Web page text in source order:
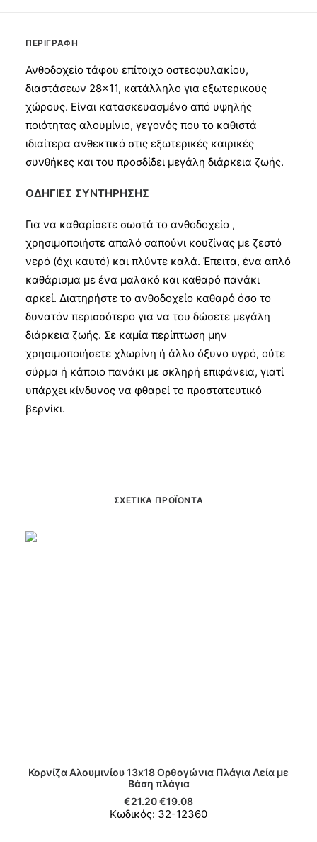
ΠΕΡΙΓΡΑΦΉ
Ανθοδοχείο τάφου επίτοιχο οστεοφυλακίου,
διαστάσεων 28×11, κατάλληλο για εξωτερικούς
χώρους. Είναι κατασκευασμένο από υψηλής
ποιότητας αλουμίνιο, γεγονός που το καθιστά
ιδιαίτερα ανθεκτικό στις εξωτερικές καιρικές
συνθήκες και του προσδίδει μεγάλη διάρκεια ζωής.
ΟΔΗΓΙΕΣ ΣΥΝΤΗΡΗΣΗΣ
Για να καθαρίσετε σωστά το ανθοδοχείο ,
χρησιμοποιήστε απαλό σαπούνι κουζίνας με ζεστό
νερό (όχι καυτό) και πλύντε καλά. Έπειτα, ένα απλό
καθάρισμα με ένα μαλακό και καθαρό πανάκι
αρκεί. Διατηρήστε το ανθοδοχείο καθαρό όσο το
δυνατόν περισσότερο για να του δώσετε μεγάλη
διάρκεια ζωής. Σε καμία περίπτωση μην
χρησιμοποιήσετε χλωρίνη ή άλλο όξυνο υγρό, ούτε
σύρμα ή κάποιο πανάκι με σκληρή επιφάνεια, γιατί
υπάρχει κίνδυνος να φθαρεί το προστατευτικό
βερνίκι.
ΣΧΕΤΙΚΆ ΠΡΟΪΌΝΤΑ
ΠΡΟΣΘΉΚΗ ΣΤΟ ΚΑΛΆΘΙ
Κορνίζα Αλουμινίου 13x18 Ορθογώνια Πλάγια Λεία με
Βάση πλάγια
€21.20€19.08
Κωδικός: 32-12360